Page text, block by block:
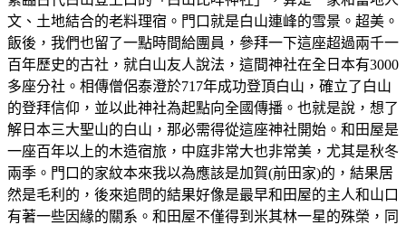
文、土地結合的老料理宿。門口就是白山連峰的雪景。超美。
飯後，我們也留了一點時間給團員，參拜一下這座超過兩千一
百年歷史的古社，就白山友人說法，這間神社在全日本有3000
多座分社。相傳僧侶泰澄於717年成功登頂白山，確立了白山
的登拜信仰，並以此神社為起點向全國傳播。也就是說，想了
解日本三大聖山的白山，那必需得從這座神社開始。和田屋是
一座百年以上的木造宿旅，中庭非常大也非常美，尤其是秋冬
兩季。門口的家紋本來我以為應該是加賀(前田家)的，結果居
然是毛利的，後來追問的結果好像是最早和田屋的主人和山口
有著一些因緣的關系。和田屋不僅得到米其林一星的殊榮，同